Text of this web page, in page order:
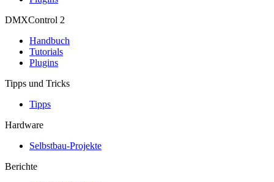
DMXControl 2
Handbuch
Tutorials
Plugins
Tipps und Tricks
Tipps
Hardware
Selbstbau-Projekte
Berichte